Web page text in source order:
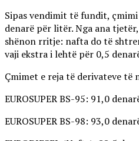
Sipas vendimit të fundit,
denarë për litër. Nga ana
shënon rritje: nafta do të
vaji ekstra i lehtë për 0,5
Çmimet e reja të derivateve të
EUROSUPER BS-95: 91,0
EUROSUPER BS-98: 93,0